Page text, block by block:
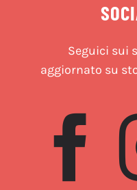
Seguici sui
aggiornato su